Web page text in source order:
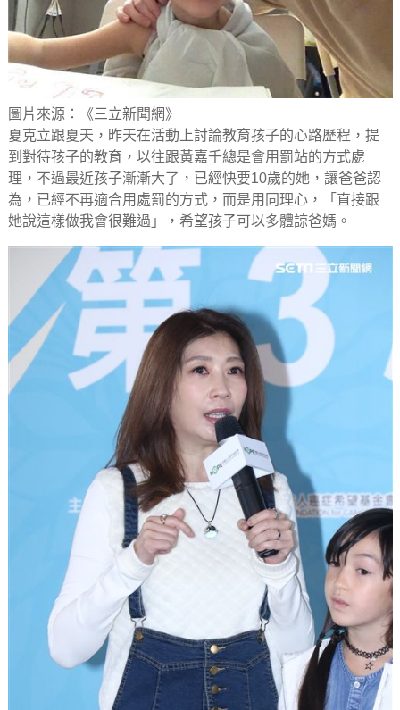
圖片來源：《三立新聞網》
夏克立跟夏天，昨天在活動上討論教育孩子的心路歷程，提
到對待孩子的教育，以往跟黃嘉千總是會用罰站的方式處
理，不過最近孩子漸漸大了，已經快要10歲的她，讓爸爸認
為，已經不再適合用處罰的方式，而是用同理心，「直接跟
她說這樣做我會很難過」，希望孩子可以多體諒爸媽。